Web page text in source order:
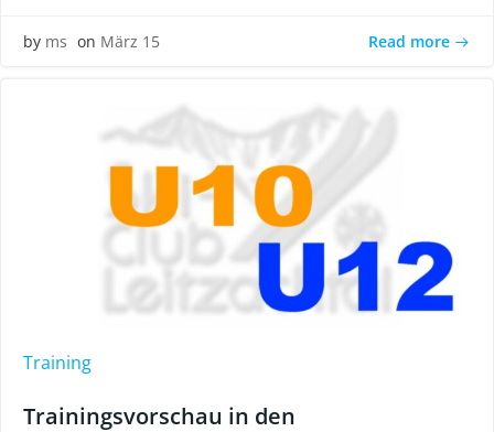
by ms on März 15 Read more
Training
Trainingsvorschau in den